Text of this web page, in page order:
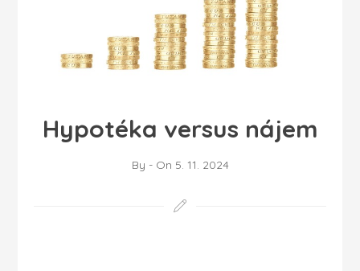
Hypotéka versus nájem
By - On 5. 11. 2024